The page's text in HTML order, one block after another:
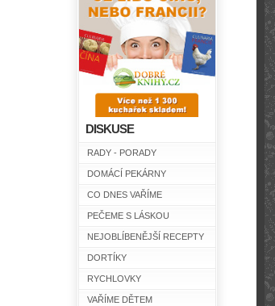
DISKUSE
RADY - PORADY
DOMÁCÍ PEKÁRNY
CO DNES VAŘÍME
PEČEME S LÁSKOU
NEJOBLÍBENĚJŠÍ RECEPTY
DORTÍKY
RYCHLOVKY
VAŘÍME DĚTEM